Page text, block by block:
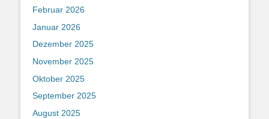
Februar 2026
Januar 2026
Dezember 2025
November 2025
Oktober 2025
September 2025
August 2025